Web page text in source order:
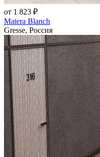
от 1 823 ₽
Matera Blanch
Gresse, Россия